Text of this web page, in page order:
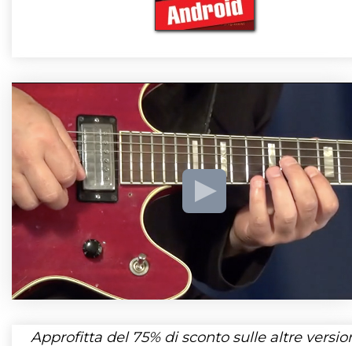
Approfitta del 75%di sconto sulle altre